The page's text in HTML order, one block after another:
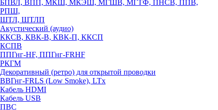
БПВЛ, ВПП, МКШ, МКЭШ, МГШВ, МГТФ, ПНСВ, ППВ,
РПШ,
ШТЛ, ШТЛП
Акустический (аудио)
ККСВ, КВК-В, КВК-П, ККСП
КСПВ
ППГнг-HF, ППГнг-FRHF
РКГМ
Декоративный (ретро) для открытой проводки
ВВГнг-FRLS (Low Smoke), LTx
Кабель HDMI
Кабель USB
ПВС